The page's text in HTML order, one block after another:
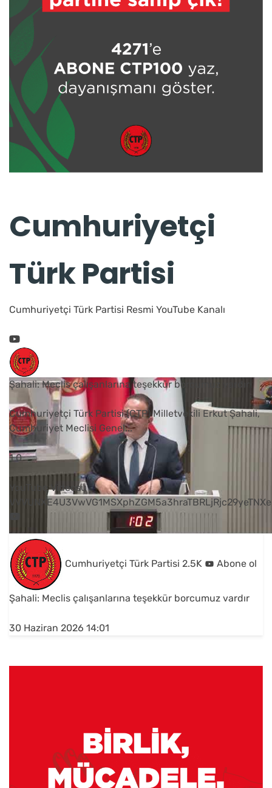
Cumhuriyetçi
Türk Partisi
Cumhuriyetçi Türk Partisi Resmi YouTube Kanalı
Şahali: Meclis çalışanlarına teşekkür borcumuz vardır
Cumhuriyetçi Türk Partisi (CTP) Milletvekili Erkut Şahali,
Cumhuriyet Meclisi Genel...
1 0
YouTube Videosu
Cumhuriyetçi Türk Partisi 2.5K Abone ol
Şahali: Meclis çalışanlarına teşekkür borcumuz vardır
30 Haziran 2026 14:01